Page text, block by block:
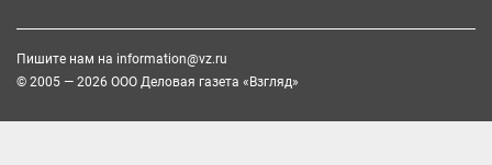
Пишите нам на information@vz.ru
© 2005 — 2026 ООО Деловая газета «Взгляд»